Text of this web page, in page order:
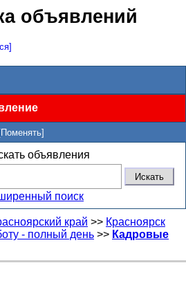
объявлений
объявления
поиск
край >> Красноярск
- полный день >> Кадровые